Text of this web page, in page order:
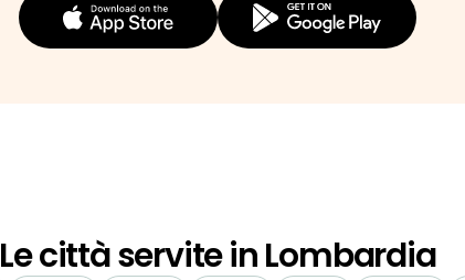
Le città servite in Lombardia